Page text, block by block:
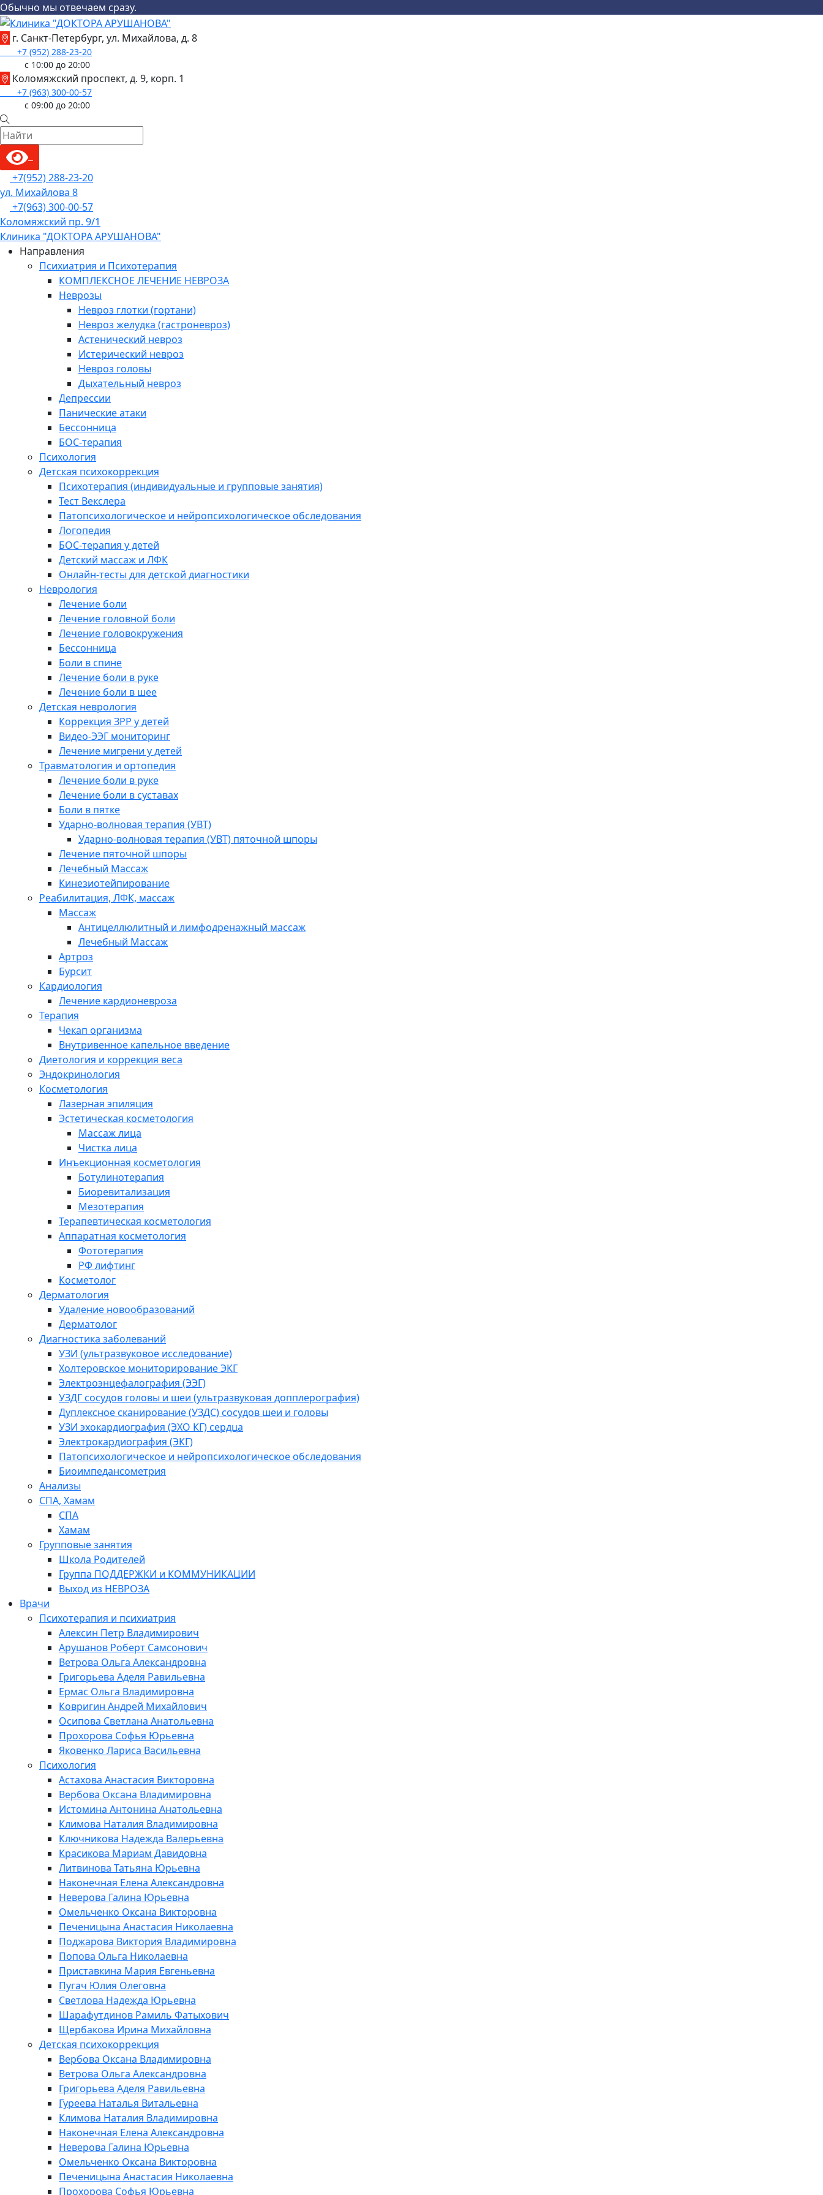
Обычно мы отвечаем сразу.
Skip
to
content
г. Санкт-Петербург, ул. Михайлова, д. 8
+7 (952) 288-23-20
с 10:00 до 20:00
Коломяжский проспект, д. 9, корп. 1
+7 (963) 300-00-57
с 09:00 до 20:00
Menu+7(952) 288-23-20
ул. Михайлова 8
+7(963) 300-00-57
Коломяжский пр. 9/1
Клиника "ДОКТОРА АРУШАНОВА"
Направления
Психиатрия и Психотерапия
КОМПЛЕКСНОЕ ЛЕЧЕНИЕ НЕВРОЗА
Неврозы
Невроз глотки (гортани)
Невроз желудка (гастроневроз)
Астенический невроз
Истерический невроз
Невроз головы
Дыхательный невроз
Депрессии
Панические атаки
Бессонница
БОС-терапия
Психология
Детская психокоррекция
Психотерапия (индивидуальные и групповые занятия)
Тест Векслера
Патопсихологическое и нейропсихологическое обследования
Логопедия
БОС-терапия у детей
Детский массаж и ЛФК
Онлайн-тесты для детской диагностики
Неврология
Лечение боли
Лечение головной боли
Лечение головокружения
Бессонница
Боли в спине
Лечение боли в руке
Лечение боли в шее
Детская неврология
Коррекция ЗРР у детей
Видео-ЭЭГ мониторинг
Лечение мигрени у детей
Травматология и ортопедия
Лечение боли в руке
Лечение боли в суставах
Боли в пятке
Ударно-волновая терапия (УВТ)
Ударно-волновая терапия (УВТ) пяточной шпоры
Лечение пяточной шпоры
Лечебный Массаж
Кинезиотейпирование
Реабилитация, ЛФК, массаж
Массаж
Антицеллюлитный и лимфодренажный массаж
Лечебный Массаж
Артроз
Бурсит
Кардиология
Лечение кардионевроза
Терапия
Чекап организма
Внутривенное капельное введение
Диетология и коррекция веса
Эндокринология
Косметология
Лазерная эпиляция
Эстетическая косметология
Массаж лица
Чистка лица
Инъекционная косметология
Ботулинотерапия
Биоревитализация
Мезотерапия
Терапевтическая косметология
Аппаратная косметология
Фототерапия
РФ лифтинг
Косметолог
Дерматология
Удаление новообразований
Дерматолог
Диагностика заболеваний
УЗИ (ультразвуковое исследование)
Холтеровское мониторирование ЭКГ
Электроэнцефалография (ЭЭГ)
УЗДГ сосудов головы и шеи (ультразвуковая допплерография)
Дуплексное сканирование (УЗДС) сосудов шеи и головы
УЗИ эхокардиография (ЭХО КГ) сердца
Электрокардиография (ЭКГ)
Патопсихологическое и нейропсихологическое обследования
Биоимпедансометрия
Анализы
СПА, Хамам
СПА
Хамам
Групповые занятия
Школа Родителей
Группа ПОДДЕРЖКИ и КОММУНИКАЦИИ
Выход из НЕВРОЗА
Врачи
Психотерапия и психиатрия
Алексин Петр Владимирович
Арушанов Роберт Самсонович
Ветрова Ольга Александровна
Григорьева Аделя Равильевна
Ермас Ольга Владимировна
Ковригин Андрей Михайлович
Осипова Светлана Анатольевна
Прохорова Софья Юрьевна
Яковенко Лариса Васильевна
Психология
Астахова Анастасия Викторовна
Вербова Оксана Владимировна
Истомина Антонина Анатольевна
Климова Наталия Владимировна
Ключникова Надежда Валерьевна
Красикова Мариам Давидовна
Литвинова Татьяна Юрьевна
Наконечная Елена Александровна
Неверова Галина Юрьевна
Омельченко Оксана Викторовна
Печеницына Анастасия Николаевна
Поджарова Виктория Владимировна
Попова Ольга Николаевна
Приставкина Мария Евгеньевна
Пугач Юлия Олеговна
Светлова Надежда Юрьевна
Шарафутдинов Рамиль Фатыхович
Щербакова Ирина Михайловна
Детская психокоррекция
Вербова Оксана Владимировна
Ветрова Ольга Александровна
Григорьева Аделя Равильевна
Гуреева Наталья Витальевна
Климова Наталия Владимировна
Наконечная Елена Александровна
Неверова Галина Юрьевна
Омельченко Оксана Викторовна
Печеницына Анастасия Николаевна
Прохорова Софья Юрьевна